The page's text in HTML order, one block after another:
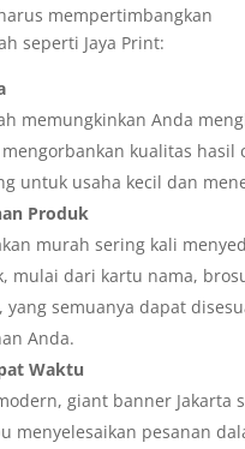
mempertimbangkan
seperti Jaya Print:
memungkinkan Anda
kualitas hasil
untuk usaha kecil dan
Produk
murah sering kali
mulai dari kartu nama,
yang semuanya dapat
Anda.
Waktu
giant banner Jakarta
menyelesaikan pesanan